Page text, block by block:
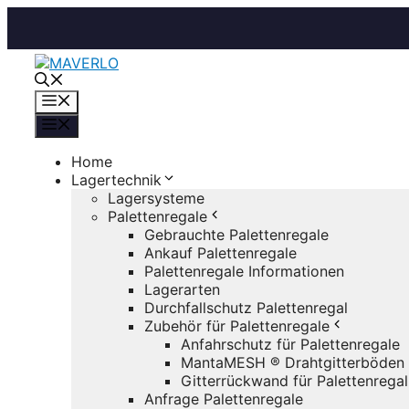
springen
Home
Lagertechnik
Lagersysteme
Palettenregale
Gebrauchte Palettenregale
Ankauf Palettenregale
Palettenregale Informationen
Lagerarten
Durchfallschutz Palettenregal
Zubehör für Palettenregale
Anfahrschutz für Palettenregale
MantaMESH ® Drahtgitterböden
Gitterrückwand für Palettenregal
Anfrage Palettenregale